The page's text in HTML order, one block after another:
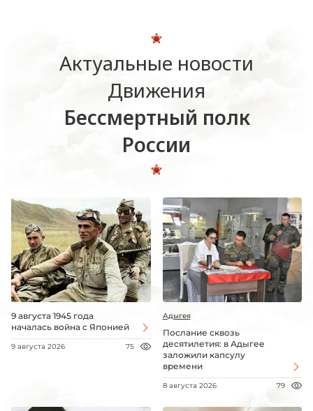
Актуальные новости
Движения
Бессмертный полк
России
9 августа 1945 года
началась война с Японией
9 августа 2026 75
Адыгея
Послание сквозь
десятилетия: в Адыгее
заложили капсулу
времени
8 августа 2026 79